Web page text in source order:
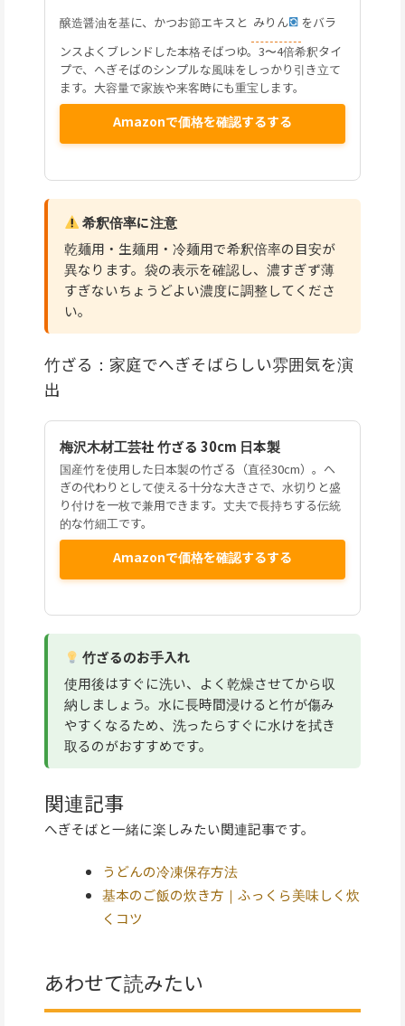
醸造醤油を基に、かつお節エキスと みりん
をバラ
ンスよくブレンドした本格そばつゆ。3〜4倍希釈タイ
プで、へぎそばのシンプルな風味をしっかり引き立て
ます。大容量で家族や来客時にも重宝します。
Amazonで価格を確認するする
希釈倍率に注意
乾麺用・生麺用・冷麺用で希釈倍率の目安が
異なります。袋の表示を確認し、濃すぎず薄
すぎないちょうどよい濃度に調整してくださ
い。
竹ざる：家庭でへぎそばらしい雰囲気を演
出
梅沢木材工芸社 竹ざる 30cm 日本製
国産竹を使用した日本製の竹ざる（直径30cm）。へ
ぎの代わりとして使える十分な大きさで、水切りと盛
り付けを一枚で兼用できます。丈夫で長持ちする伝統
的な竹細工です。
Amazonで価格を確認するする
竹ざるのお手入れ
使用後はすぐに洗い、よく乾燥させてから収
納しましょう。水に長時間浸けると竹が傷み
やすくなるため、洗ったらすぐに水けを拭き
取るのがおすすめです。
関連記事
へぎそばと一緒に楽しみたい関連記事です。
うどんの冷凍保存方法
基本のご飯の炊き方｜ふっくら美味しく炊
くコツ
あわせて読みたい